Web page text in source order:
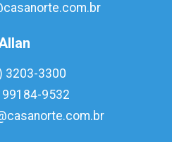
3203-3300
99184-9532